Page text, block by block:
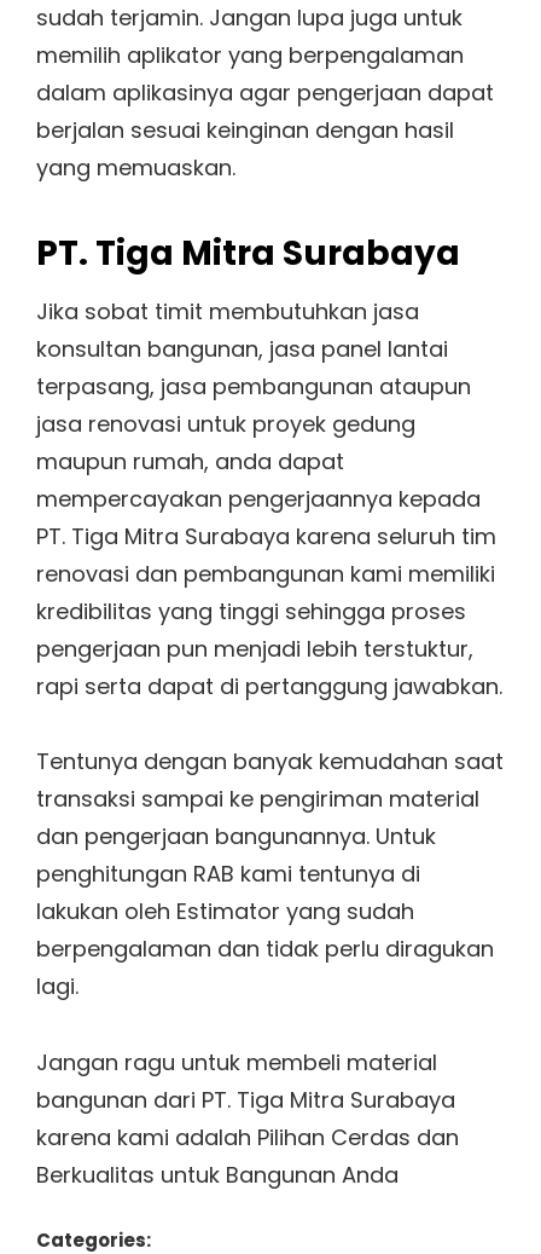
sudah terjamin. Jangan lupa juga untuk
memilih aplikator yang berpengalaman
dalam aplikasinya agar pengerjaan dapat
berjalan sesuai keinginan dengan hasil
yang memuaskan.
PT. Tiga Mitra Surabaya
Jika sobat timit membutuhkan jasa
konsultan bangunan, jasa panel lantai
terpasang, jasa pembangunan ataupun
jasa renovasi untuk proyek gedung
maupun rumah, anda dapat
mempercayakan pengerjaannya kepada
PT. Tiga Mitra Surabaya karena seluruh tim
renovasi dan pembangunan kami memiliki
kredibilitas yang tinggi sehingga proses
pengerjaan pun menjadi lebih terstuktur,
rapi serta dapat di pertanggung jawabkan.
Tentunya dengan banyak kemudahan saat
transaksi sampai ke pengiriman material
dan pengerjaan bangunannya. Untuk
penghitungan RAB kami tentunya di
lakukan oleh Estimator yang sudah
berpengalaman dan tidak perlu diragukan
lagi.
Jangan ragu untuk membeli material
bangunan dari PT. Tiga Mitra Surabaya
karena kami adalah Pilihan Cerdas dan
Berkualitas untuk Bangunan Anda
Categories: